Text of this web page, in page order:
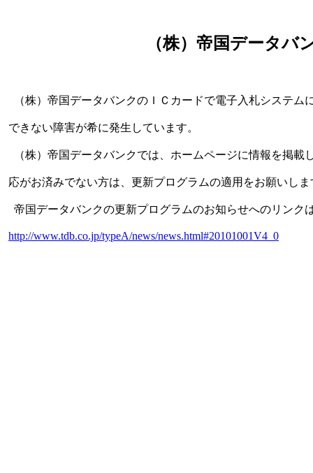
（株）帝国データバ
（株）帝国データバンクのＩＣカードで電子入札システム
できない障害が希に発生しています。
（株）帝国データバンクでは、ホームページに情報を掲載
応がお済みでない方は、更新プログラムの適用をお願いしま
帝国データバンクの更新プログラムのお知らせへのリンク
http://www.tdb.co.jp/typeA/news/news.html#20101001V4_0